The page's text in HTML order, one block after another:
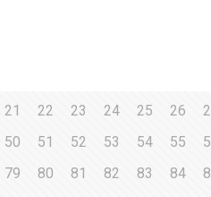
21 22 23 24 25 26
50 51 52 53 54 55
79 80 81 82 83 84